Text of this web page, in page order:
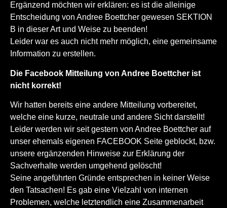
Ergänzend möchten wir erklären: es ist die alleinige
Entscheidung von Andree Boettcher gewesen SEKTION
B in dieser Art und Weise zu beenden!
Leider war es auch nicht mehr möglich, eine gemeinsame
Information zu erstellen.
Die Facebook Mitteilung von Andree Boettcher ist
nicht korrekt!
Wir hatten bereits eine andere Mitteilung vorbereitet,
welche eine kurze, neutrale und andere Sicht darstellt!
Leider werden wir seit gestern von Andree Boettcher auf
unser ehemals eigenen FACEBOOK Seite geblockt, bzw.
unsere ergänzenden Hinweise zur Erklärung der
Sachverhalte werden umgehend gelöscht!
Seine angeführten Gründe entsprechen in keiner Weise
den Tatsachen! Es gab eine Vielzahl von internen
Problemen, welche letztendlich eine Zusammenarbeit